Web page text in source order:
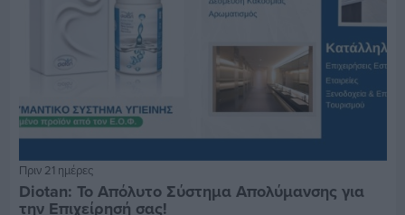
Πριν 21 ημέρες
Diotan: Το Απόλυτο Σύστημα Απολύμανσης για
την Επιχείρησή σας!